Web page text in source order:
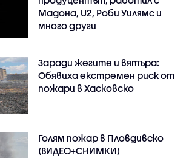
Мадона, U2, Роби Уилямс и
много други
Заради жегите и вятъра:
Обявиха екстремен риск от
пожари в Хасковско
Голям пожар в Пловдивско
(ВИДЕО+СНИМКИ)